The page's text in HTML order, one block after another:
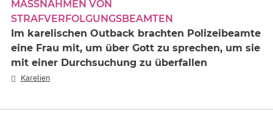
MASSNAHMEN VON S
TRAFVERFOLGUNGSBEAMTEN
Im karelischen Outback brachten Polizeibeamte
eine Frau mit, um über Gott zu sprechen, um sie
mit einer Durchsuchung zu überfallen
Karelien